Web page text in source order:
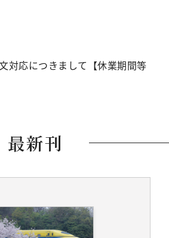
対応につきまして【休業期間等
最新刊